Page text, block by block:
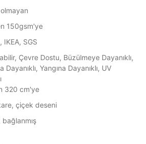
150gsm'ye
IKEA, SGS
Çevre Dostu, Büzülmeye Dayanıklı,
Dayanıklı, Yangına Dayanıklı, UV
320 cm'ye
çiçek deseni